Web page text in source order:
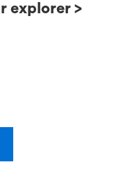
explorer >